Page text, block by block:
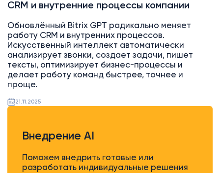
CRM и внутренние процессы компании
Обновлённый Bitrix GPT радикально меняет
работу CRM и внутренних процессов.
Искусственный интеллект автоматически
анализирует звонки, создает задачи, пишет
тексты, оптимизирует бизнес-процессы и
делает работу команд быстрее, точнее и
проще.
21.11.2025
Внедрение AI
Поможем внедрить готовые или
разработать индивидуальные решения